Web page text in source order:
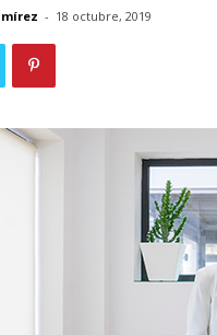
- 18 octubre, 2019